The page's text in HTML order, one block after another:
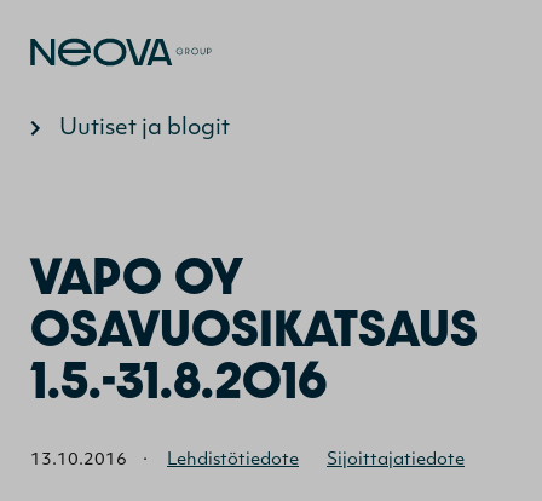
Uutiset ja blogit
VAPO OY
OSAVUOSIKATSAUS
1.5.-31.8.2016
13.10.2016 · Lehdistötiedote Sijoittajatiedote